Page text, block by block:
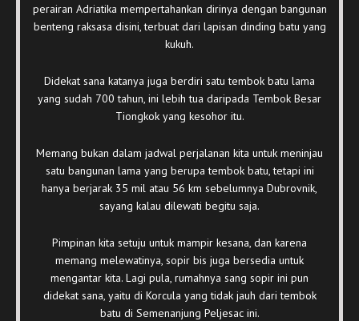
perairan Adriatika mempertahankan dirinya dengan bangunan
benteng raksasa disini, terbuat dari lapisan dinding batu yang
kukuh.
Didekat sana katanya juga berdiri satu tembok batu lama
yang sudah 700 tahun, ini lebih tua daripada Tembok Besar
Tiongkok yang kesohor itu.
Memang bukan dalam jadwal perjalanan kita untuk meninjau
satu bangunan lama yang berupa tembok batu, tetapi ini
hanya berjarak 35 mil atau 56 km sebelumnya Dubrovnik,
sayang kalau dilewati begitu saja.
Pimpinan kita setuju untuk mampir kesana, dan karena
memang melewatinya, sopir bis juga bersedia untuk
mengantar kita. Lagi pula, rumahnya sang sopir ini pun
didekat sana, yaitu di Korcula yang tidak jauh dari tembok
batu di Semenanjung Peljesac ini.